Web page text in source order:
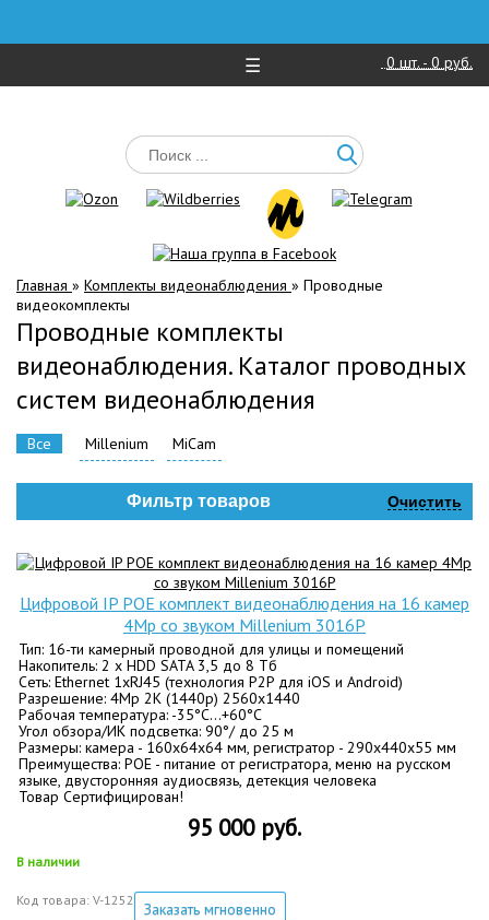
☰ 0 шт. - 0 руб.
Главная » Комплекты видеонаблюдения » Проводные
видеокомплекты
Проводные комплекты
видеонаблюдения. Каталог проводных
систем видеонаблюдения
Все Millenium MiCam
Фильтр товаров Очистить
Цифровой IP POE комплект видеонаблюдения на 16 камер
4Mp со звуком Millenium 3016P
Тип: 16-ти камерный проводной для улицы и помещений
Накопитель: 2 x HDD SATA 3,5 до 8 Tб
Сеть: Ethernet 1хRJ45 (технология P2P для iOS и Android)
Разрешение: 4Mp 2K (1440p) 2560х1440
Рабочая температура: -35°C…+60°C
Угол обзора/ИК подсветка: 90°/ до 25 м
Размеры: камера - 160х64х64 мм, регистратор - 290x440x55 мм
Преимущества: POE - питание от регистратора, меню на русском
языке, двусторонняя аудиосвязь, детекция человека
Товар Сертифицирован!
95 000 руб.
В наличии
Код товара: V-1252 Заказать мгновенно